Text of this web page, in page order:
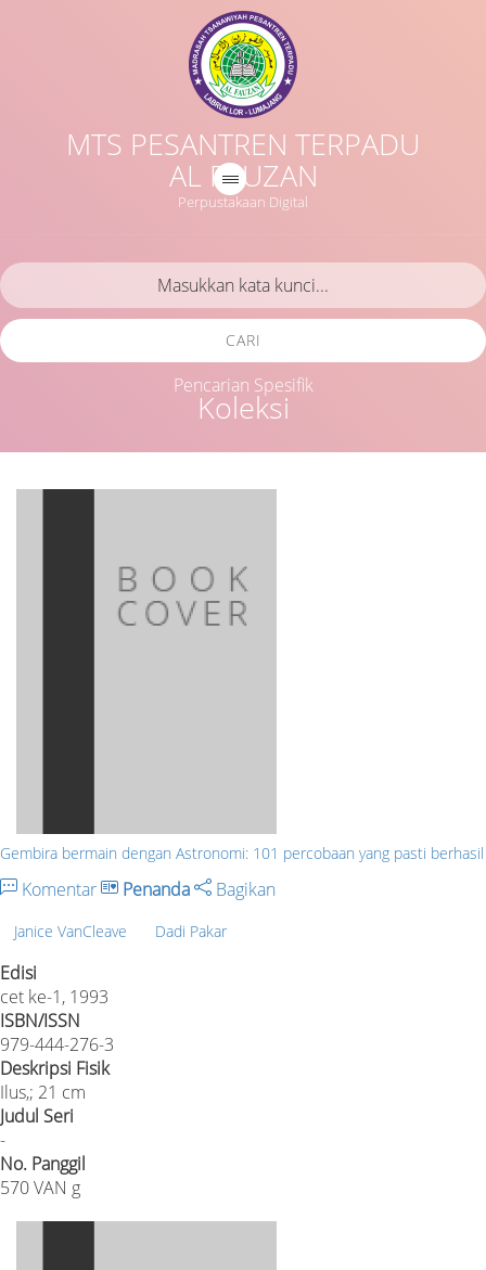
MTS PESANTREN TERPADU
AL FAUZAN
Perpustakaan Digital
Koleksi
CARI
Pencarian Spesifik
Gembira bermain dengan Astronomi: 101 percobaan yang pasti berhasil
Komentar Penanda Bagikan
Janice VanCleave Dadi Pakar
Edisi
cet ke-1, 1993
ISBN/ISSN
979-444-276-3
Deskripsi Fisik
Ilus,; 21 cm
Judul Seri
-
No. Panggil
570 VAN g